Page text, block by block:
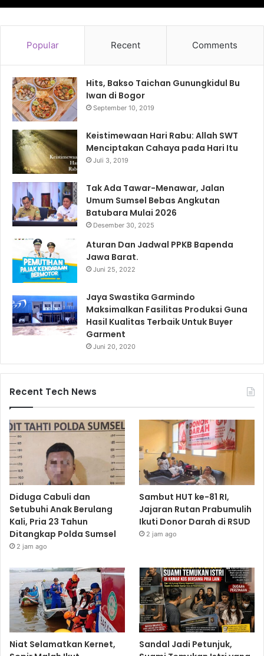
Popular Recent Comments
Hits, Bakso Taichan Gunungkidul Bu
Iwan di Bogor
September 10, 2019
Keistimewaan Hari Rabu: Allah SWT
Menciptakan Cahaya pada Hari Itu
Juli 3, 2019
Tak Ada Tawar-Menawar, Jalan
Umum Sumsel Bebas Angkutan
Batubara Mulai 2026
Desember 30, 2025
Aturan Dan Jadwal PPKB Bapenda
Jawa Barat.
Juni 25, 2022
Jaya Swastika Garmindo
Maksimalkan Fasilitas Produksi Guna
Hasil Kualitas Terbaik Untuk Buyer
Garment
Juni 20, 2020
Recent Tech News
Diduga Cabuli dan
Setubuhi Anak Berulang
Kali, Pria 23 Tahun
Ditangkap Polda Sumsel
2 jam ago
Sambut HUT ke-81 RI,
Jajaran Rutan Prabumulih
Ikuti Donor Darah di RSUD
2 jam ago
Niat Selamatkan Kernet,
Sandal Jadi Petunjuk,